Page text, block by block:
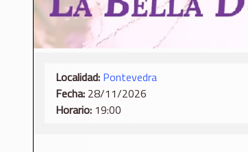
Localidad: Pontevedra
Fecha: 28/11/2026
Horario: 19:00